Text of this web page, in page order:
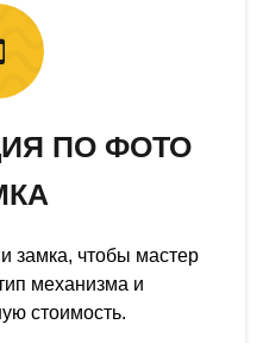
ПО ФОТО
замка, чтобы мастер
механизма и
стоимость.